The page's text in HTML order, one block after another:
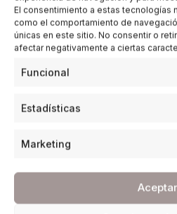
El consentimiento a estas tecnologías
como el comportamiento de
únicas en este sitio. No consentir o
afectar negativamente a ciertas
Funcional
Estadísticas
Marketing
Aceptar